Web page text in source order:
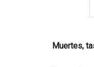
Muertes,